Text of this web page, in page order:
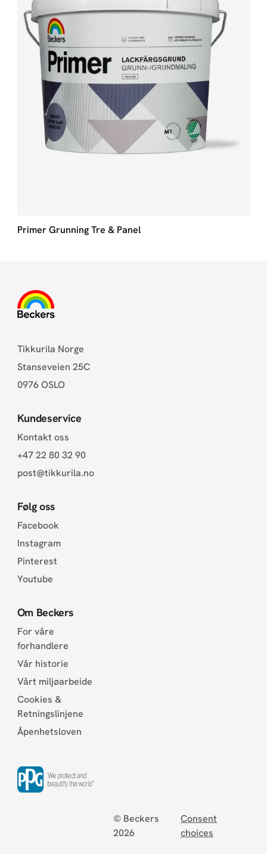
Primer Grunning Tre & Panel
Tikkurila Norge
Stanseveien 25C
0976 OSLO
Kundeservice
Kontakt oss
+47 22 80 32 90
post@tikkurila.no
Følg oss
Facebook
Instagram
Pinterest
Youtube
Om Beckers
For våre
forhandlere
Vår historie
Vårt miljøarbeide
Cookies &
Retningslinjene
Åpenhetsloven
© Beckers
2026
Consent
choices